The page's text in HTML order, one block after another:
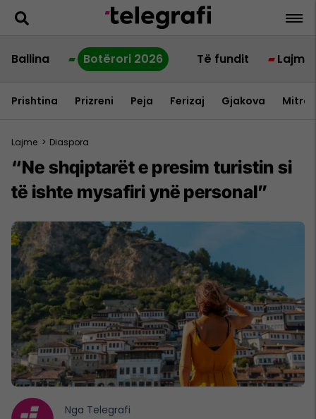
Ballina Botërori 2026 Të fundit Lajme
Prishtina Prizreni Peja Ferizaj Gjakova
Lajme > Diaspora
“Ne shqiptarët e presim turistin si
të ishte mysafiri ynë personal”
Nga Telegrafi